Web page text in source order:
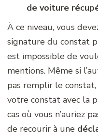
de voiture
À ce niveau, vous
signature du constat
est impossible de
mentions. Même si
pas remplir le constat,
votre constat avec la
cas où vous n’auriez
de recourir à une